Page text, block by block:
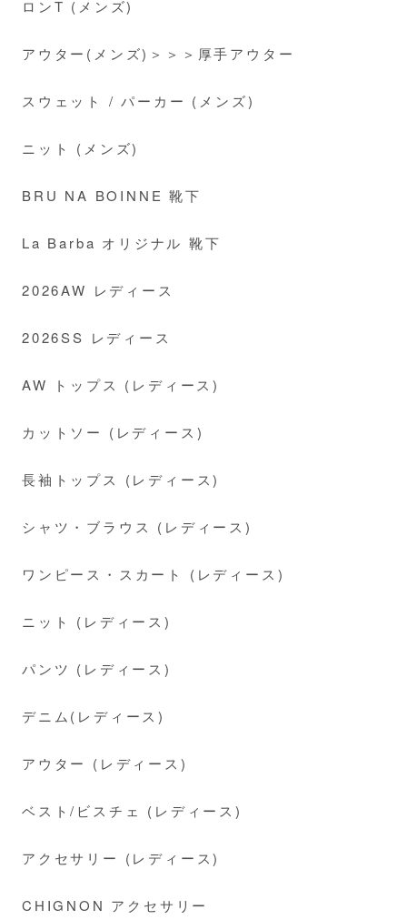
ロンT (メンズ)
アウター(メンズ)＞＞＞厚手アウター
スウェット / パーカー (メンズ)
ニット (メンズ)
BRU NA BOINNE 靴下
La Barba オリジナル 靴下
2026AW レディース
2026SS レディース
AW トップス (レディース)
カットソー (レディース)
長袖トップス (レディース)
シャツ・ブラウス (レディース)
ワンピース・スカート (レディース)
ニット (レディース)
パンツ (レディース)
デニム(レディース)
アウター (レディース)
ベスト/ビスチェ (レディース)
アクセサリー (レディース)
CHIGNON アクセサリー